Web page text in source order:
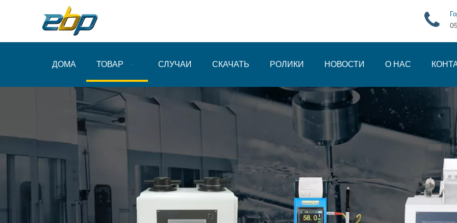
ДОМА ТОВАР СЛУЧАИ СКАЧАТЬ РОЛИКИ НОВОСТИ О НАС